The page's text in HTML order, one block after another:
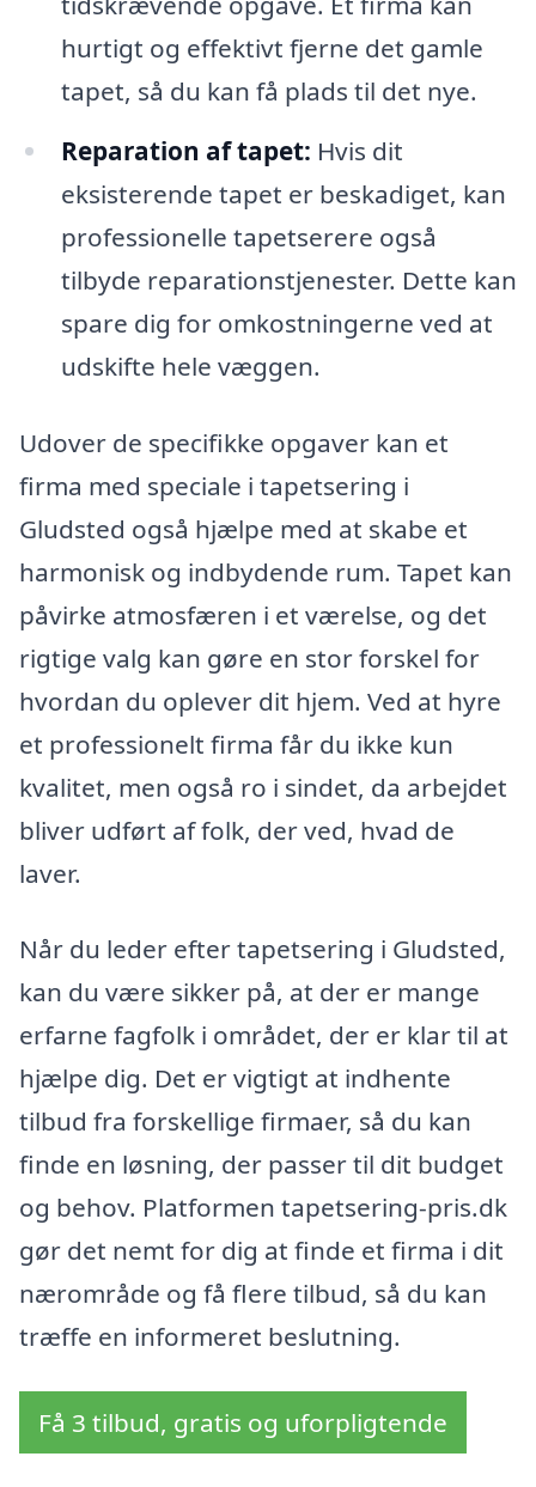
hurtigt og effektivt fjerne det gamle
tapet, så du kan få plads til det nye.
Reparation af tapet: Hvis dit
eksisterende tapet er beskadiget, kan
professionelle tapetserere også
tilbyde reparationstjenester. Dette kan
spare dig for omkostningerne ved at
udskifte hele væggen.
Udover de specifikke opgaver kan et
firma med speciale i tapetsering i
Gludsted også hjælpe med at skabe et
harmonisk og indbydende rum. Tapet kan
påvirke atmosfæren i et værelse, og det
rigtige valg kan gøre en stor forskel for
hvordan du oplever dit hjem. Ved at hyre
et professionelt firma får du ikke kun
kvalitet, men også ro i sindet, da arbejdet
bliver udført af folk, der ved, hvad de
laver.
Når du leder efter tapetsering i Gludsted,
kan du være sikker på, at der er mange
erfarne fagfolk i området, der er klar til at
hjælpe dig. Det er vigtigt at indhente
tilbud fra forskellige firmaer, så du kan
finde en løsning, der passer til dit budget
og behov. Platformen tapetsering-pris.dk
gør det nemt for dig at finde et firma i dit
nærområde og få flere tilbud, så du kan
træffe en informeret beslutning.
Få 3 tilbud, gratis og uforpligtende